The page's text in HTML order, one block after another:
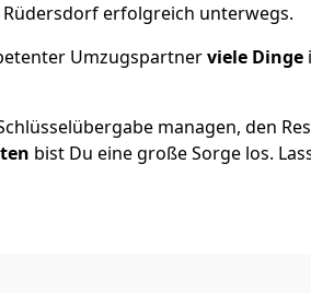
Rüdersdorf erfolgreich unterwegs.
Umzugspartnerviele Dinge
managen, den
bist Du eine große Sorge los.